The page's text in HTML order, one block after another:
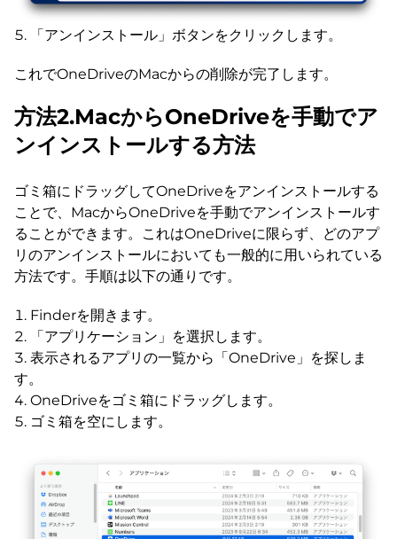
「アンインストール」ボタンをクリックします。
これでOneDriveのMacからの削除が完了します。
方法2.MacからOneDriveを手動でア
ンインストールする方法
ゴミ箱にドラッグしてOneDriveをアンインストールする
ことで、MacからOneDriveを手動でアンインストールす
ることができます。これはOneDriveに限らず、どのアプ
リのアンインストールにおいても一般的に用いられている
方法です。手順は以下の通りです。
Finderを開きます。
「アプリケーション」を選択します。
表示されるアプリの一覧から「OneDrive」を探しま
す。
OneDriveをゴミ箱にドラッグします。
ゴミ箱を空にします。